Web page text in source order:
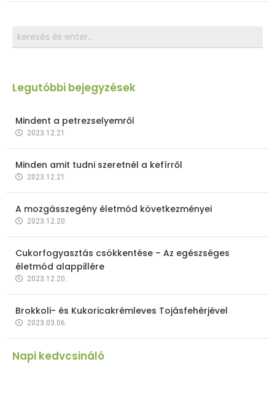
Legutóbbi bejegyzések
Mindent a petrezselyemről
2023.12.21.
Minden amit tudni szeretnél a kefírről
2023.12.21.
A mozgásszegény életmód következményei
2023.12.20.
Cukorfogyasztás csökkentése – Az egészséges
életmód alappillére
2023.12.20.
Brokkoli- és Kukoricakrémleves Tojásfehérjével
2023.03.06.
Napi kedvcsináló